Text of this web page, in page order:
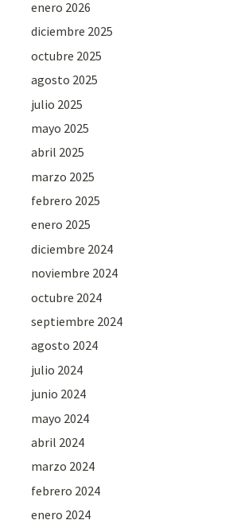
enero 2026
diciembre 2025
octubre 2025
agosto 2025
julio 2025
mayo 2025
abril 2025
marzo 2025
febrero 2025
enero 2025
diciembre 2024
noviembre 2024
octubre 2024
septiembre 2024
agosto 2024
julio 2024
junio 2024
mayo 2024
abril 2024
marzo 2024
febrero 2024
enero 2024